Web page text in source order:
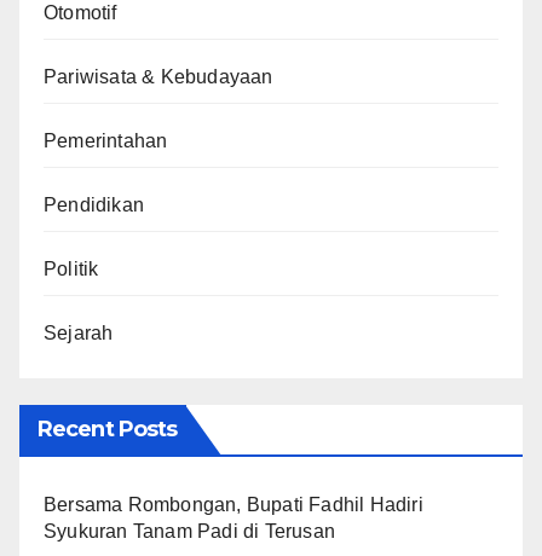
Otomotif
Pariwisata & Kebudayaan
Pemerintahan
Pendidikan
Politik
Sejarah
Recent Posts
Bersama Rombongan, Bupati Fadhil Hadiri
Syukuran Tanam Padi di Terusan